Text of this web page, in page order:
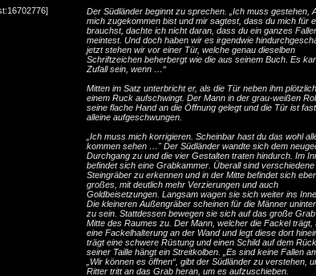
Der Südländer beginnt zu sprechen. „Ich muss gestehen,
mich zugekommen bist und mir sagtest, dass du mich für
brauchst, dachte ich nicht daran, dass du ein ganzes
meintest. Und doch haben wir es irgendwie
jetzt stehen wir vor einer Tür, welche genau dieselben
Schriftzeichen beherbergt wie die aus seinem Buch. Es
Zufall sein, wenn …“
Mitten im Satz unterbricht er, als die Tür neben ihm
einem Ruck aufschwingt. Der Mann in der grau-weißen
seine flache Hand an die Öffnung gelegt und die Tür ist
alleine aufgeschwungen.
„Ich muss mich korrigieren. Scheinbar hast du das wohl
kommen sehen …" Der Südländer wandte sich dem
Durchgang zu und die vier Gestalten traten hindurch. Im
befindet sich eine Grabkammer. Überall sind verschiedene
Steingräber zu erkennen und in der Mitte befindet sich
großes, mit deutlich mehr Verzierungen und auch
Goldbeisetzungen. Langsam wagen sie sich weiter ins
Die kleineren Außengräber scheinen für die Männer
zu sein. Stattdessen bewegen sie sich auf das große
Mitte des Raumes zu. Der Mann, welcher die Fackel trägt,
eine Fackelhalterung an der Wand und legt diese dort
trägt eine schwere Rüstung und einen Schild auf dem
seiner Taille hängt ein Streitkolben. „Es sind keine Fallen
„Wir können es öffnen“, gibt der Südländer zu verstehen,
Ritter tritt an das Grab heran, um es aufzuschieben.